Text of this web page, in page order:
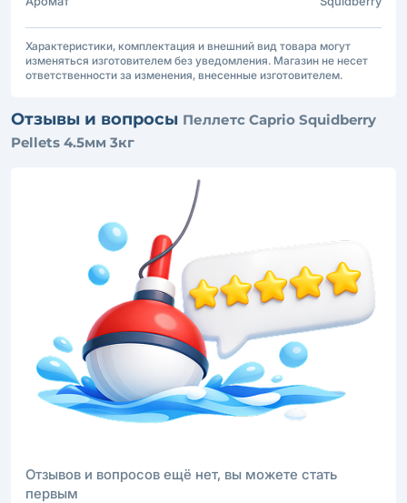
Характеристики, комплектация и внешний вид товара могут
изменяться изготовителем без уведомления. Магазин не несет
ответственности за изменения, внесенные изготовителем.
Отзывы и вопросы Пеллетс Caprio Squidberry
Pellets 4.5мм 3кг
Отзывов и вопросов ещё нет, вы можете стать
первым